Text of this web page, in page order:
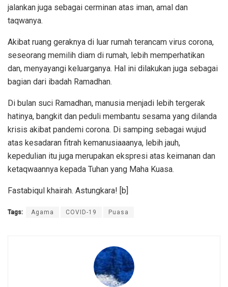
jalankan juga sebagai cerminan atas iman, amal dan
taqwanya.
Akibat ruang geraknya di luar rumah terancam virus corona,
seseorang memilih diam di rumah, lebih memperhatikan
dan, menyayangi keluarganya. Hal ini dilakukan juga sebagai
bagian dari ibadah Ramadhan.
Di bulan suci Ramadhan, manusia menjadi lebih tergerak
hatinya, bangkit dan peduli membantu sesama yang dilanda
krisis akibat pandemi corona. Di samping sebagai wujud
atas kesadaran fitrah kemanusiaaanya, lebih jauh,
kepedulian itu juga merupakan ekspresi atas keimanan dan
ketaqwaannya kepada Tuhan yang Maha Kuasa.
Fastabiqul khairah. Astungkara! [b]
Tags: Agama COVID-19 Puasa